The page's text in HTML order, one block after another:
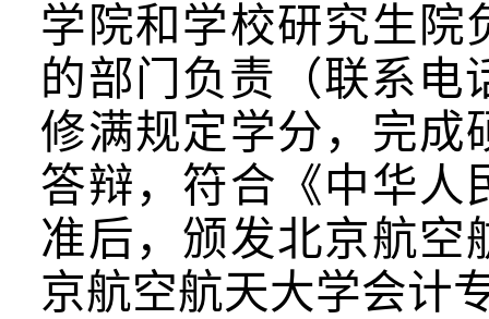
学院和 学校研究生院
的部门负责（联系电
修满规定学分，完成
答辩，符合《中华人
准后，颁发北京航空
京航空航天大学会计